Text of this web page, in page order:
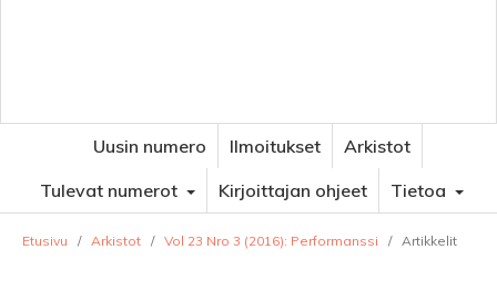
Uusin numero Ilmoitukset
Arkistot
Tulevat numerot
Kirjoittajan ohjeet Tietoa
Etusivu / Arkistot / Vol 23 Nro 3 (2016): Performanssi / Artikkelit